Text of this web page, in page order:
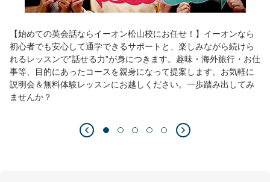
【始めての英会話ならイーオン松山校にお任せ！】イーオンなら
初心者でも安心して通学できるサポートと、楽しみながら続けら
れるレッスンで”話せる力”が身につきます。趣味・海外旅行・お仕
事等、目的にあったコースを親身になって提案します。お気軽に
説明会＆無料体験レッスンにお越しください。一歩踏み出してみ
ませんか？